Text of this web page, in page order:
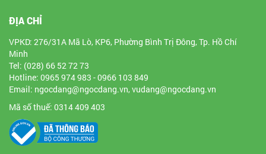
ĐỊA CHỈ
VPKD: 276/31A Mã Lò, KP6, Phường Bình Trị Đông, Tp. Hồ Chí
Minh
Tel: (028) 66 52 72 73
Hotline: 0965 974 983 - 0966 103 849
Email: ngocdang@ngocdang.vn, vudang@ngocdang.vn
Mã số thuế: 0314 409 403